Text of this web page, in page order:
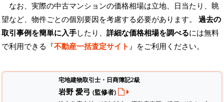
なお、実際の中古マンションの価格相場は立地、日当たり、眺
望など、物件ごとの個別要因を考慮する必要があります。 過去の
取引事例を簡単に入手したり、 詳細な価格相場を調べるには無料
で利用できる『不動産一括査定サイト 』をご利用ください。
宅地建物取引士・日商簿記2級
岩野 愛弓 (監修者)